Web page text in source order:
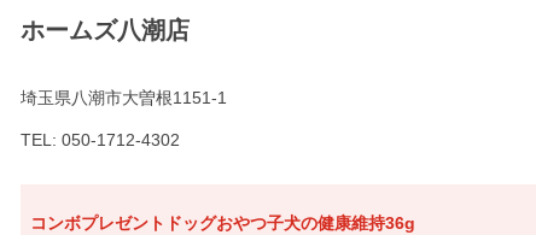
ホームズ八潮店
埼玉県八潮市大曽根1151-1
TEL: 050-1712-4302
コンボプレゼントドッグおやつ子犬の健康維持36g